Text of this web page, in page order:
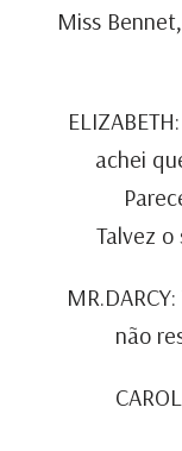
Miss
achei
Talvez
não